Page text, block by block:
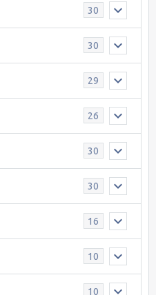
30
30
29
26
30
30
16
10
10